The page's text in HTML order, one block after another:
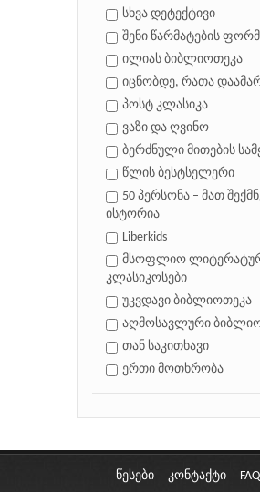
სხვა დეტექტივი
შენი წარმატების
ილიას ბიბლიოთეკა
იცნობდე, რათა
პოსტ კლასიკა
ვაზი და ღვინო
ბერძნული მითების
წლის ბესტსელერი
50 პერსონა – მათ
ისტორია
Liberkids
მსოფლიო
კლასიკოსები
უკვდავი ბიბლიოთეკა
აღმოსავლური
თან საკითხავი
ერთი მოთხრობა
წესები კონტაქტი FAQ